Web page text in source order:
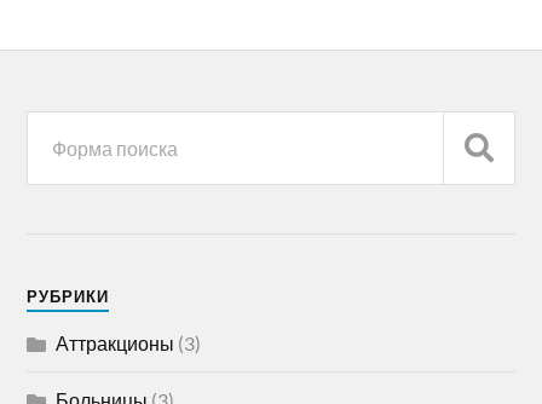
РУБРИКИ
Аттракционы (3)